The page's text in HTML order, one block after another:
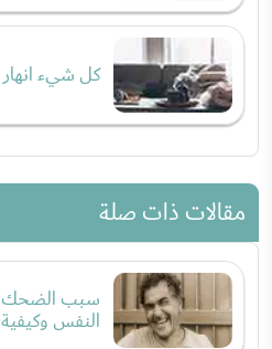
كل شيء
مقالات ذات صلة
سبب الضحك
النفس